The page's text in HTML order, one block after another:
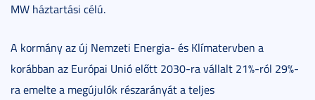
MW háztartási célú.
A kormány az új Nemzeti Energia- és Klímatervben a
korábban az Európai Unió előtt 2030-ra vállalt 21%-ról 29%-
ra emelte a megújulók részarányát a teljes